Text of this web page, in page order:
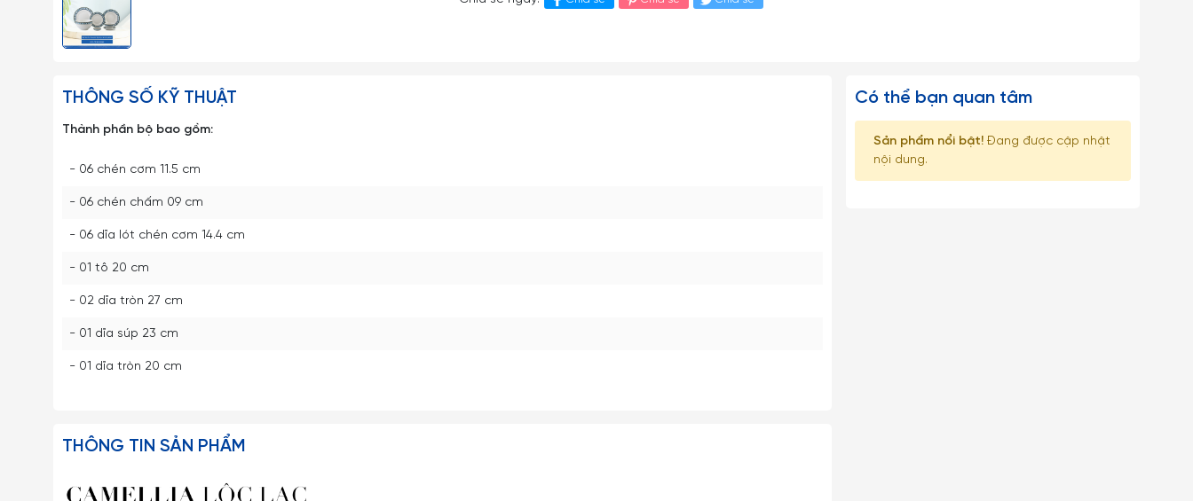
THÔNG SỐ KỸ THUẬT
Thành phần bộ bao gồm:
- 06 chén cơm 11.5 cm
- 06 chén chấm 09 cm
- 06 dĩa lót chén cơm 14.4 cm
- 01 tô 20 cm
- 02 dĩa tròn 27 cm
- 01 dĩa súp 23 cm
- 01 dĩa tròn 20 cm
THÔNG TIN SẢN PHẨM
Có thể bạn quan tâm
Sản phẩm nổi bật!Đang được cập nhật
nội dung.